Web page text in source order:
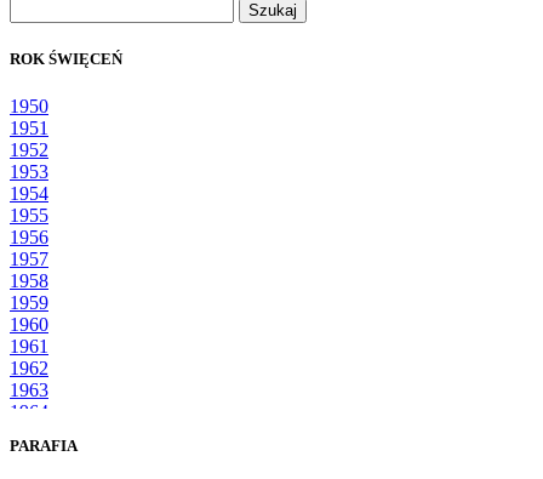
ROK ŚWIĘCEŃ
1950
1951
1952
1953
1954
1955
1956
1957
1958
1959
1960
1961
1962
1963
1964
1966
PARAFIA